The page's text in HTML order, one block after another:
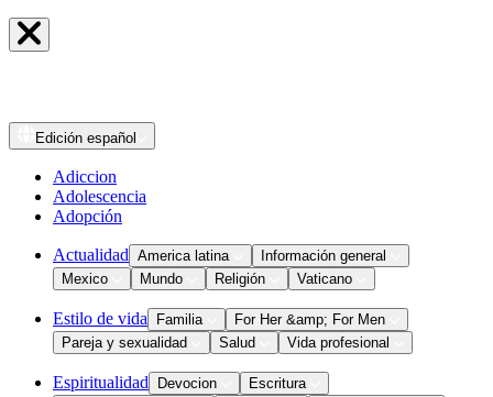
Edición español
Adiccion
Adolescencia
Adopción
Actualidad America latina
Información general
Mexico
Mundo Religión Vaticano
Estilo de vida Familia
For Her &amp; For Men
Pareja y sexualidad
Salud Vida profesional
Espiritualidad Devocion
Escritura